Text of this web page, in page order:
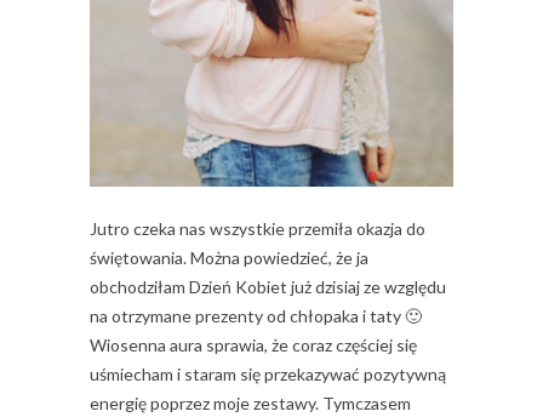
Jutro czeka nas wszystkie przemiła okazja do
świętowania. Można powiedzieć, że ja
obchodziłam Dzień Kobiet już dzisiaj ze względu
na otrzymane prezenty od chłopaka i taty 🙂
Wiosenna aura sprawia, że coraz częściej się
uśmiecham i staram się przekazywać pozytywną
energię poprzez moje zestawy. Tymczasem